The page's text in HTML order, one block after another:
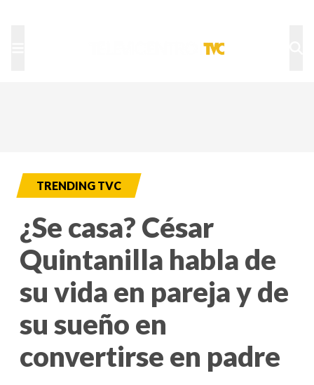
TRENDING TVC
¿Se casa? César
Quintanilla habla de
su vida en pareja y de
su sueño en
convertirse en padre